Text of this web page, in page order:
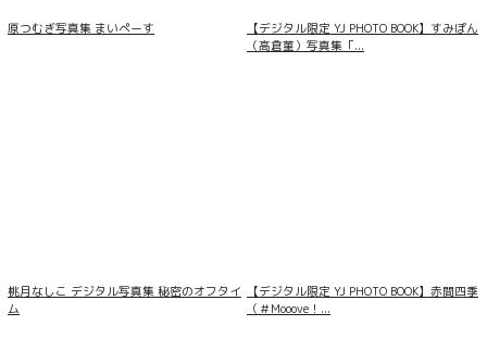
原つむぎ写真集 まいぺーす
【デジタル限定 YJ PHOTO BOOK】すみぽん
（高倉菫）写真集「...
桃月なしこ デジタル写真集 秘密のオフタイ
ム
【デジタル限定 YJ PHOTO BOOK】赤間四季
（＃Mooove！...